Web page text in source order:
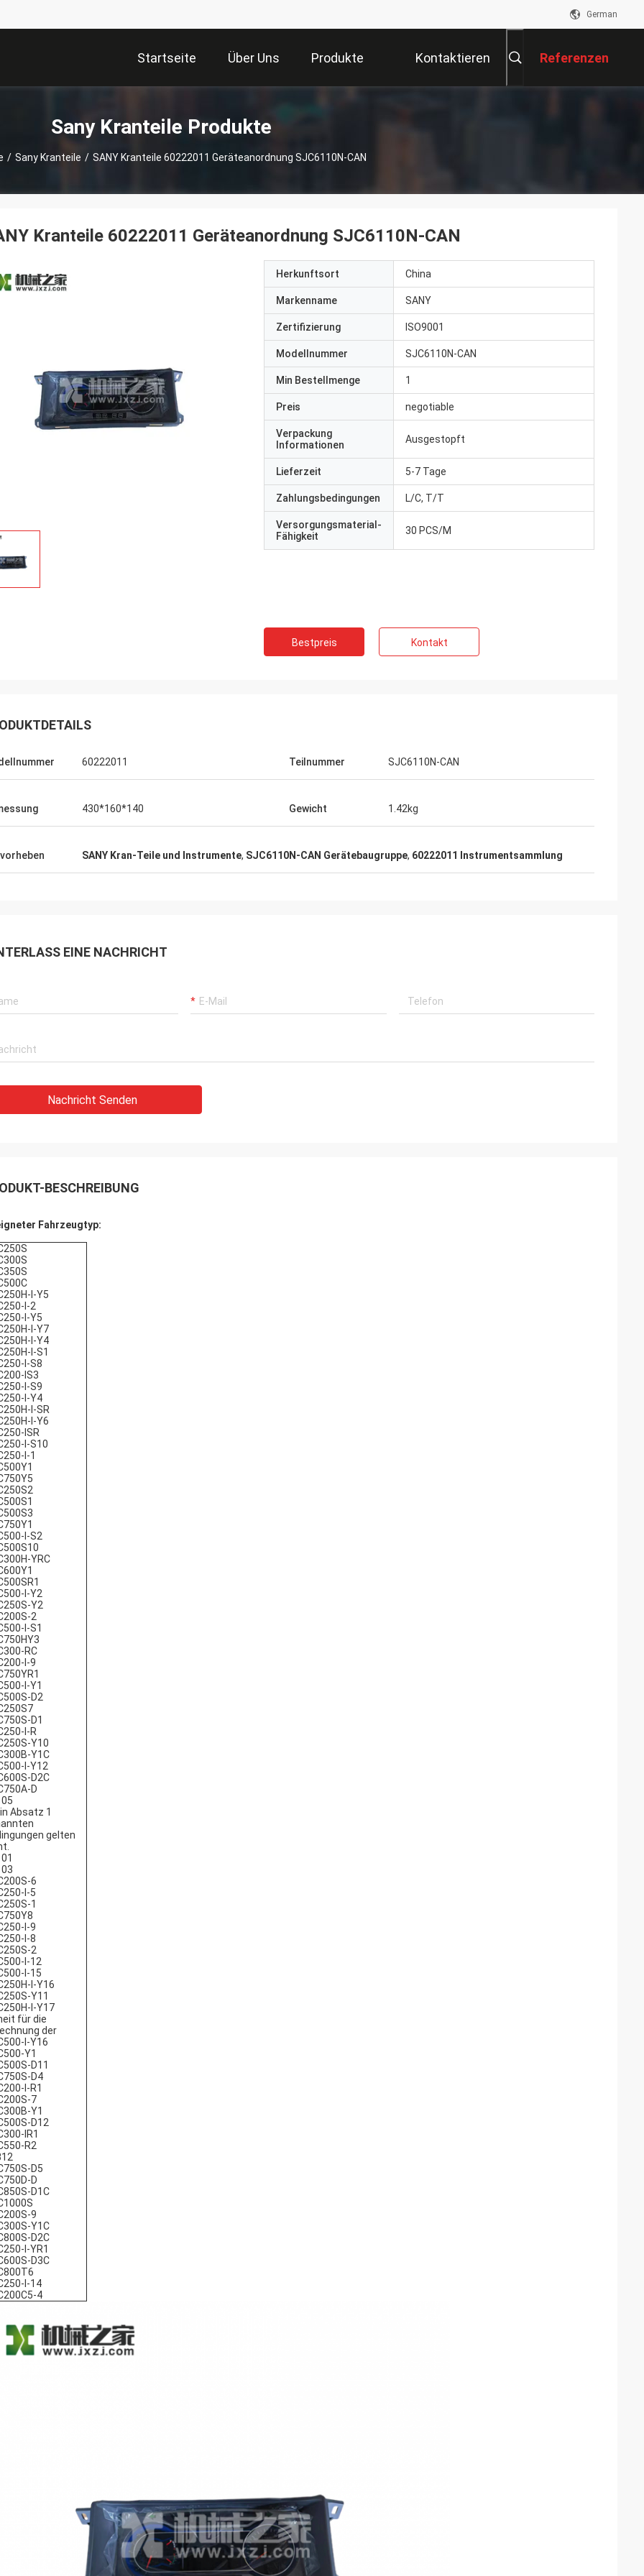
German
Startseite Über Uns Produkte Kontaktieren Referenzen
Sany Kranteile Produkte
/ Sany Kranteile / SANY Kranteile 60222011 Geräteanordnung SJC6110N-CAN
Kranteile 60222011 Geräteanordnung SJC6110N-CAN
Herkunftsort China
Markenname SANY
Zertifizierung ISO9001
Modellnummer SJC6110N-CAN
Min Bestellmenge 1
Preis negotiable
Verpackung
Informationen
Ausgestopft
Lieferzeit 5-7 Tage
Zahlungsbedingungen L/C, T/T
Versorgungsmaterial-
Fähigkeit
30 PCS/M
Bestpreis Kontakt
60222011 Teilnummer SJC6110N-CAN
430*160*140 Gewicht 1.42kg
SANY Kran-Teile und Instrumente, SJC6110N-CAN Gerätebaugruppe, 60222011 Instrumentsammlung
EINE NACHRICHT
Nachricht Senden
BESCHREIBUNG
Fahrzeugtyp:
I-Y5
I-2
I-Y5
I-Y7
I-Y4
I-S1
I-S8
IS3
I-S9
I-Y4
I-SR
I-Y6
ISR
I-S10
I-1
I-S2
YRC
I-Y2
Y2
2
I-S1
RC
I-9
I-Y1
D2
D1
I-R
Y10
Y1C
I-Y12
D2C
D
Absatz 1
gelten
6
I-5
1
I-9
I-8
2
I-12
I-15
I-Y16
Y11
I-Y17
für die
der
I-Y16
Y1
D11
D4
I-R1
7
Y1
D12
IR1
R2
D5
D
D1C
9
Y1C
D2C
I-YR1
D3C
I-14
4